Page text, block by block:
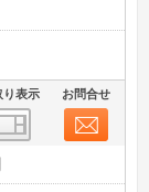
り表示 お問合せ